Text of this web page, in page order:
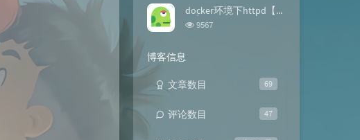
次
数:
docker环境下httpd【镜像构建】
浏
9567
博客信息
69
文章数目
47
评论数目